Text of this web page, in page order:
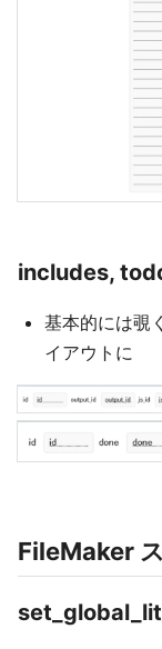
includes,
基本的には覗
イアウトに
FileMaker